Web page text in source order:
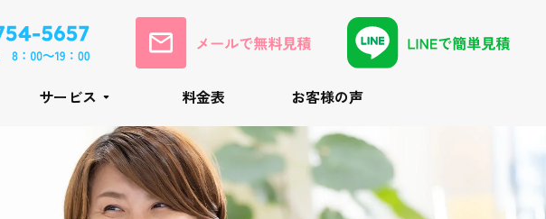
サービス 料金表 お客様の声